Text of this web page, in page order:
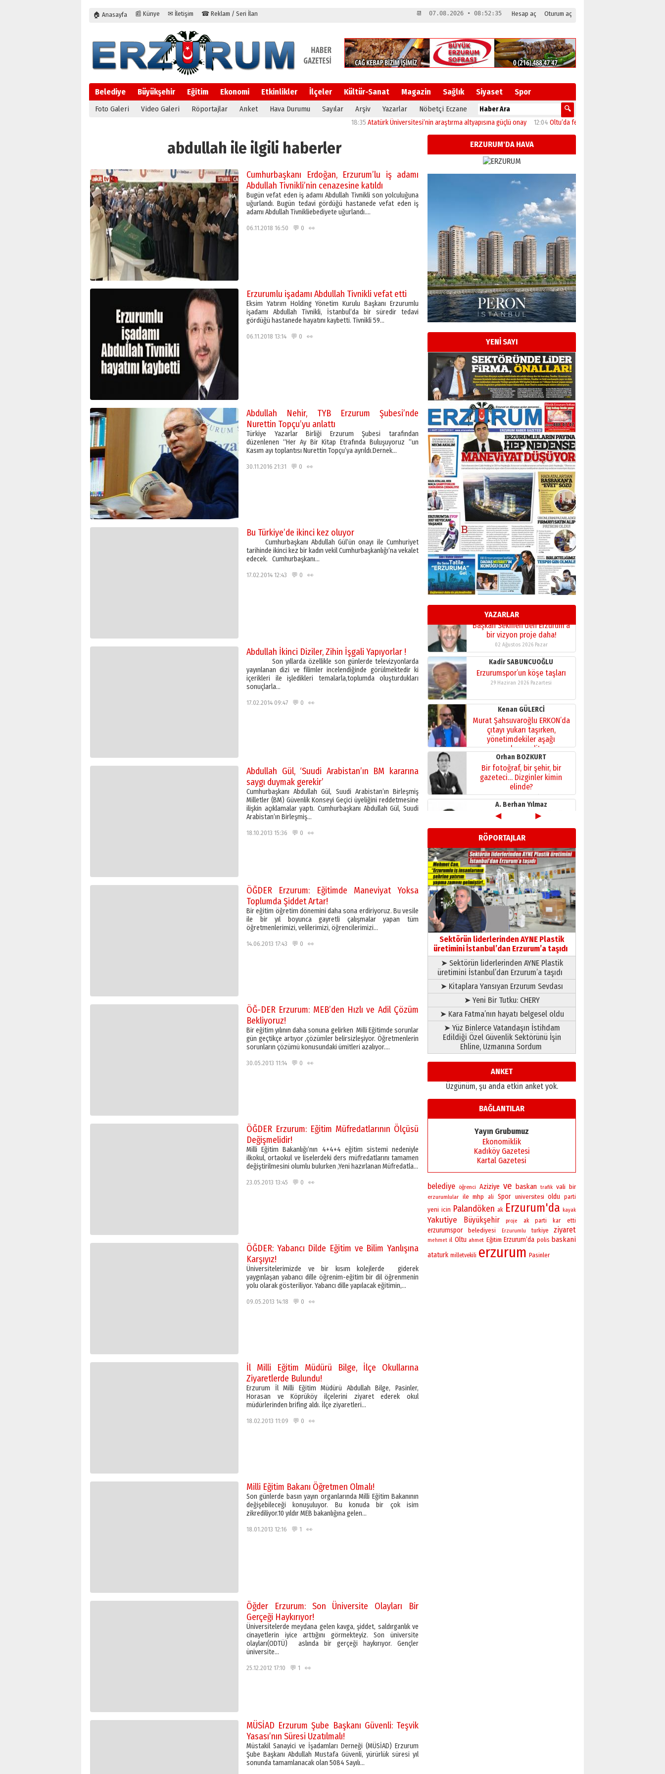
🏠 Anasayfa 📰 Künye ✉ İletişim ☎ Reklam / Seri İlan Hesap aç Oturum aç
📆 07.08.2026 • 08:52:36
Belediye Büyükşehir Eğitim Ekonomi Etkinlikler İlçeler Kültür-Sanat Magazin Sağlık Siyaset Spor
Foto Galeri Video Galeri Röportajlar Anket Hava Durumu Sayılar Arşiv Yazarlar Nöbetçi Eczane
Atatürk Üniversitesi’nin araştırma altyapısına güçlü onay 12:04Oltu’da festival coşkusu konserle zirveye ulaştı
abdullah ile ilgili haberler
Cumhurbaşkanı Erdoğan, Erzurum’lu iş adamı
Abdullah Tivnikli’nin cenazesine katıldı
Bugün vefat eden iş adamı Abdullah Tivnikli son yolculuğuna
uğurlandı. Bugün tedavi gördüğü hastanede vefat eden iş
adamı Abdullah Tivnikliebediyete uğurlandı….
06.11.2018 16:50 💬 0 👀
Erzurumlu işadamı Abdullah Tivnikli vefat etti
Eksim Yatırım Holding Yönetim Kurulu Başkanı Erzurumlu
işadamı Abdullah Tivnikli, İstanbul’da bir süredir tedavi
gördüğü hastanede hayatını kaybetti. Tivnikli 59…
06.11.2018 13:14 💬 0 👀
Abdullah Nehir, TYB Erzurum Şubesi’nde
Nurettin Topçu’yu anlattı
Türkiye Yazarlar Birliği Erzurum Şubesi tarafından
düzenlenen “Her Ay Bir Kitap Etrafında Buluşuyoruz ”un
Kasım ayı toplantısı Nurettin Topçu’ya ayrıldı.Dernek…
30.11.2016 21:31 💬 0 👀
Bu Türkiye’de ikinci kez oluyor
Cumhurbaşkanı Abdullah Gül’ün onayı ile Cumhuriyet
tarihinde ikinci kez bir kadın vekil Cumhurbaşkanlığı’na vekalet
edecek. Cumhurbaşkanı…
17.02.2014 12:43 💬 0 👀
Abdullah İkinci Diziler, Zihin İşgali Yapıyorlar !
Son yıllarda özellikle son günlerde televizyonlarda
yayınlanan dizi ve filimler incelendiğinde görülmektedir ki
içerikleri ile işledikleri temalarla,toplumda oluşturdukları
sonuçlarla…
17.02.2014 09:47 💬 0 👀
Abdullah Gül, ‘Suudi Arabistan’ın BM kararına
saygı duymak gerekir’
Cumhurbaşkanı Abdullah Gül, Suudi Arabistan’ın Birleşmiş
Milletler (BM) Güvenlik Konseyi Geçici üyeliğini reddetmesine
ilişkin açıklamalar yaptı. Cumhurbaşkanı Abdullah Gül, Suudi
Arabistan’ın Birleşmiş…
18.10.2013 15:36 💬 0 👀
ÖĞDER Erzurum: Eğitimde Maneviyat Yoksa
Toplumda Şiddet Artar!
Bir eğitim öğretim dönemini daha sona erdiriyoruz. Bu vesile
ile bir yıl boyunca gayretli çalışmalar yapan tüm
öğretmenlerimizi, velilerimizi, öğrencilerimizi…
14.06.2013 17:43 💬 0 👀
ÖĞ-DER Erzurum: MEB’den Hızlı ve Adil Çözüm
Bekliyoruz!
Bir eğitim yılının daha sonuna gelirken Milli Eğitimde sorunlar
gün geçtikçe artıyor ,çözümler belirsizleşiyor. Öğretmenlerin
sorunların çözümü konusundaki ümitleri azalıyor….
30.05.2013 11:14 💬 0 👀
ÖĞDER Erzurum: Eğitim Müfredatlarının Ölçüsü
Değişmelidir!
Milli Eğitim Bakanlığı’nın 4+4+4 eğitim sistemi nedeniyle
ilkokul, ortaokul ve liselerdeki ders müfredatlarını tamamen
değiştirilmesini olumlu bulurken ,Yeni hazırlanan Müfredatla…
23.05.2013 13:45 💬 0 👀
ÖĞDER: Yabancı Dilde Eğitim ve Bilim Yanlışına
Karşıyız!
Üniversitelerimizde ve bir kısım kolejlerde giderek
yaygınlaşan yabancı dille öğrenim-eğitim bir dil öğrenmenin
yolu olarak gösteriliyor. Yabancı dille yapılacak eğitimin,…
09.05.2013 14:18 💬 0 👀
İl Milli Eğitim Müdürü Bilge, İlçe Okullarına
Ziyaretlerde Bulundu!
Erzurum İl Milli Eğitim Müdürü Abdullah Bilge, Pasinler,
Horasan ve Köprüköy ilçelerini ziyaret ederek okul
müdürlerinden brifing aldı. İlçe ziyaretleri…
18.02.2013 11:09 💬 0 👀
Milli Eğitim Bakanı Öğretmen Olmalı!
Son günlerde basın yayın organlarında Milli Eğitim Bakanının
değişebileceği konuşuluyor. Bu konuda bir çok isim
zikrediliyor.10 yıldır MEB bakanlığına gelen…
18.01.2013 12:16 💬 1 👀
Öğder Erzurum: Son Üniversite Olayları Bir
Gerçeği Haykırıyor!
Üniversitelerde meydana gelen kavga, şiddet, saldırganlık ve
cinayetlerin iyice arttığını görmekteyiz. Son üniversite
olayları(ODTÜ) aslında bir gerçeği haykırıyor. Gençler
üniversite…
25.12.2012 17:10 💬 1 👀
MÜSİAD Erzurum Şube Başkanı Güvenli: Teşvik
Yasası’nın Süresi Uzatılmalı!
Müstakil Sanayici ve İşadamları Derneği (MÜSİAD) Erzurum
Şube Başkanı Abdullah Mustafa Güvenli, yürürlük süresi yıl
sonunda tamamlanacak olan 5084 Sayılı…
ERZURUM'DA HAVA
YENİ SAYI
YAZARLAR
Esat BİNDESEN
Başkan Sekmen’den Erzurum’a
bir vizyon proje daha!
02 Ağustos 2026 Pazar
Kadir SABUNCUOĞLU
Erzurumspor’un köşe taşları
29 Haziran 2026 Pazartesi
Kenan GÜLERCİ
Murat Şahsuvaroğlu ERKON’da
çıtayı yukarı taşırken,
yönetimdekiler aşağı
çekmemeli!
17 Şubat 2026 SalıOrhan BOZKURT
Bir fotoğraf, bir şehir, bir
gazeteci… Dizginler kimin
elinde?
31 Mart 2026 Salı
A. Berhan Yılmaz
BİR BÖLÜM DEĞİL, BİR ÖMÜR
SEÇİYORSUNUZ… “NEDEN
ATATÜRK ÜNİVERSİTESİ?”
28 Temmuz 2026 Salı
Ahmet Gökhan YAZICI
Ahmed Yesevi’den bir
Alperen… ”Reisimiz” idi…
Hakka yürüdü.!
26 Mart 2026 Perşembe
Cem Bakırcı
Ardında bıraktığı hatıralarıyla
gönül adamı Faruk Terzioğlu!
13 Mayıs 2026 Çarşamba
Esat BİNDESEN
Başkan Sekmen’den Erzurum’a
bir vizyon proje daha!
02 Ağustos 2026 Pazar
Kadir SABUNCUOĞLU
Erzurumspor’un köşe taşları
29 Haziran 2026 Pazartesi
Kenan GÜLERCİ
çıtayı yukarı taşırken,
yönetimdekiler aşağı
çekmemeli!
17 Şubat 2026 SalıOrhan BOZKURT
Bir fotoğraf, bir şehir, bir
gazeteci… Dizginler kimin
elinde?
31 Mart 2026 Salı
A. Berhan Yılmaz
BİR BÖLÜM DEĞİL, BİR ÖMÜR
SEÇİYORSUNUZ… “NEDEN
ATATÜRK ÜNİVERSİTESİ?”
28 Temmuz 2026 Salı
Ahmet Gökhan YAZICI
Ahmed Yesevi’den bir
Alperen… ”Reisimiz” idi…
Hakka yürüdü.!
26 Mart 2026 Perşembe
Cem Bakırcı
Ardında bıraktığı hatıralarıyla
gönül adamı Faruk Terzioğlu!
13 Mayıs 2026 Çarşamba
Esat BİNDESEN
Başkan Sekmen’den Erzurum’a
bir vizyon proje daha!
02 Ağustos 2026 Pazar
◀ ▶
RÖPORTAJLAR
Sektörün liderlerinden AYNE Plastik
üretimini İstanbul’dan Erzurum’a taşıdı
➤ Sektörün liderlerinden AYNE Plastik
üretimini İstanbul’dan Erzurum’a taşıdı
➤ Kitaplara Yansıyan Erzurum Sevdası
➤ Yeni Bir Tutku: CHERY
➤ Kara Fatma’nın hayatı belgesel oldu
➤ Yüz Binlerce Vatandaşın İstihdam
Edildiği Özel Güvenlik Sektörünü İşin
Ehline, Uzmanına Sordum
ANKET
Üzgünüm, şu anda etkin anket yok.
BAĞLANTILAR
Yayın Grubumuz
Ekonomiklik
Kadıköy Gazetesi
Kartal Gazetesi
belediye öğrenci Aziziye ve baskan trafik vali bir
erzurumlular ile mhp ali Spor universitesi oldu parti
yeni icin Palandöken ak Erzurum'da kayak
Yakutiye Büyükşehir proje ak parti kar etti
erzurumspor belediyesi Erzurumlu turkiye ziyaret
mehmet il Oltu ahmet Eğitim Erzurum’da polis baskani
ataturk milletvekili erzurum Pasinler